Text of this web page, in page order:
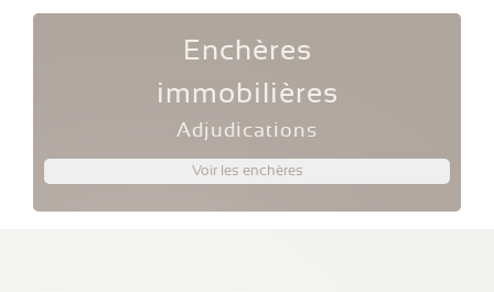
Enchères
immobilières
Adjudications
Voir les enchères